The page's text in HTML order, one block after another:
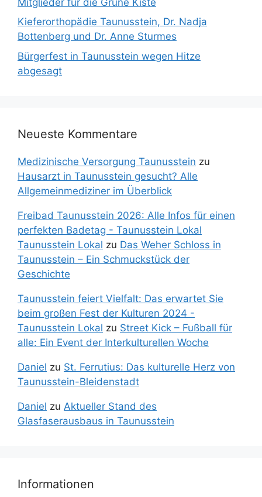
Kieferorthopädie Taunusstein, Dr. Nadja
Bottenberg und Dr. Anne Sturmes
Bürgerfest in Taunusstein wegen Hitze
abgesagt
Neueste Kommentare
Medizinische Versorgung Taunusstein zu
Hausarzt in Taunusstein gesucht? Alle
Allgemeinmediziner im Überblick
Freibad Taunusstein 2026: Alle Infos für einen
perfekten Badetag - Taunusstein Lokal
Taunusstein Lokal zu Das Weher Schloss in
Taunusstein – Ein Schmuckstück der
Geschichte
Taunusstein feiert Vielfalt: Das erwartet Sie
beim großen Fest der Kulturen 2024 -
Taunusstein Lokal zu Street Kick – Fußball für
alle: Ein Event der Interkulturellen Woche
Daniel zu St. Ferrutius: Das kulturelle Herz von
Taunusstein-Bleidenstadt
Daniel zu Aktueller Stand des
Glasfaserausbaus in Taunusstein
Informationen